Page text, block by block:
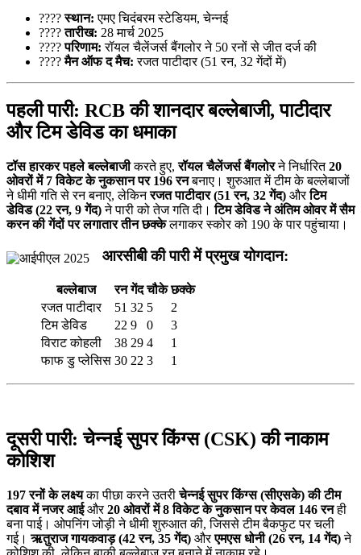
????स्थान: एमए चिदंबरम स्टेडियम, चेन्नई
????तारीख: 28 मार्च 2025
????परिणाम: रॉयल चैलेंजर्स बैंगलोर ने 50 रनों से जीत दर्ज की
????मैन ऑफ द मैच: रजत पाटीदार (51 रन, 32 गेंदों में)
पहली पारी: RCB की शानदार बल्लेबाजी, पाटीदार
और टिम डेविड का धमाका
टॉस हारकर पहले बल्लेबाजीकरते हुए,रॉयल चैलेंजर्स बैंगलोरने निर्धारित20
ओवरों में 7 विकेट के नुकसान पर 196 रनबनाए। शुरुआत में टीम के बल्लेबाजों
ने धीमी गति से रन बनाए, लेकिनरजत पाटीदार (51 रन, 32 गेंद) औरटिम
डेविड (22 रन, 9 गेंद)ने पारी को तेज गति दी।टिम डेविड ने अंतिम ओवर में सैम
करन की गेंदों पर लगातार तीन छक्केलगाकर स्कोर को 190 के पार पहुंचाया।
आरसीबी की पारी में प्रमुख योगदान:
बल्लेबाज रन गेंद चौके छक्के
रजत पाटीदार
51 32 5
2
टिम डेविड
22 9 0
3
विराट कोहली
38 29 4
1
फाफ डु प्लेसिस 30 22 3 1
दूसरी पारी: चेन्नई सुपर किंग्स (CSK) की नाकाम
कोशिश
197 रनों के लक्ष्यका पीछा करने उतरीचेन्नई सुपर किंग्स (सीएसके) की टीम
दबाव में नजर आईऔर20 ओवरों में 8 विकेट के नुकसान पर केवल 146 रनही
बना पाई। ओपनिंग जोड़ी ने धीमी शुरुआत की, जिससे टीम बैकफुट पर चली
गई।ऋतुराज गायकवाड़ (42 रन, 35 गेंद) औरएमएस धोनी (26 रन, 14 गेंद)ने